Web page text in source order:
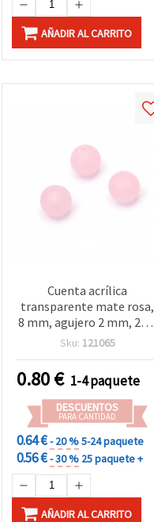
AÑADIR AL CARRITO
Cuenta acrílica
transparente mate rosa,
8 mm, agujero 2 mm, 20 g
(aprox. 80 piezas) para
Sku: 121065
0.80€ 1-4 paquete
DESCUENTOS
PARA CANTIDAD
0.64 €- 20 %5-24 paquete
0.56 €- 30 % 25 paquete +
AÑADIR AL CARRITO